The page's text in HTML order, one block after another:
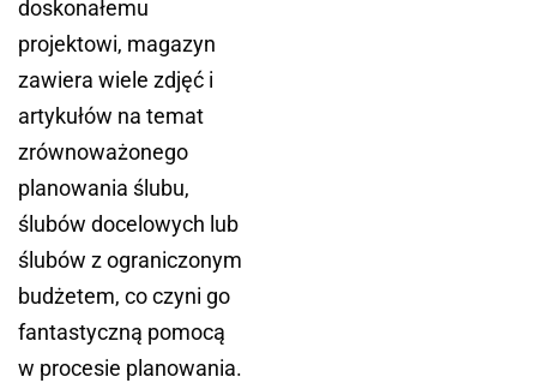
doskonałemu
projektowi, magazyn
zawiera wiele zdjęć i
artykułów na temat
zrównoważonego
planowania ślubu,
ślubów docelowych lub
ślubów z ograniczonym
budżetem, co czyni go
fantastyczną pomocą
w procesie planowania.